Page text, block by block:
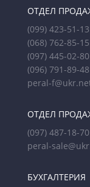
ОТДЕЛ
(099) 423-51-13
(068) 762-85-15
(097) 445-02-80
(096) 791-89-48
peral-
ОТДЕЛ
(097) 487-18-70
peral-
БУХГАЛТЕРИЯ